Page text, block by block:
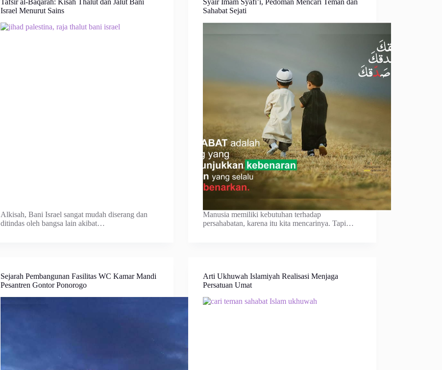
Israel Menurut Sains
Alkisah, Bani Israel sangat mudah diserang dan
ditindas oleh bangsa lain akibat…
Sahabat Sejati
Manusia memiliki kebutuhan terhadap
persahabatan, karena itu kita mencarinya. Tapi…
Sejarah Pembangunan Fasilitas WC Kamar Mandi
Pesantren Gontor Ponorogo
Arti Ukhuwah Islamiyah Realisasi Menjaga
Persatuan Umat